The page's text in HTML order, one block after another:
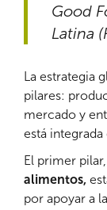
Good
Latina
La estrategia
pilares:
mercado y
está
El primer pilar,
alimentos,
por apoyar a